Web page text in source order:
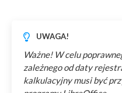
UWAGA!
Ważne! W celu
zależnego od daty
kalkulacyjny musi być